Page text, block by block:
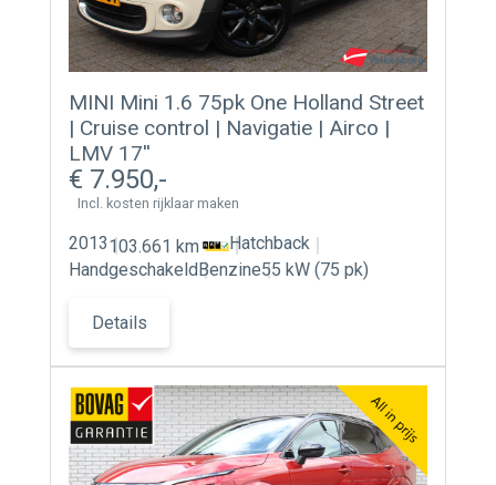
MINI Mini 1.6 75pk One Holland Street
| Cruise control | Navigatie | Airco |
LMV 17''
7.950
Incl. kosten rijklaar maken
2013103.661 km
Hatchback
Handgeschakeld Benzine55 kW (75 pk)
Details